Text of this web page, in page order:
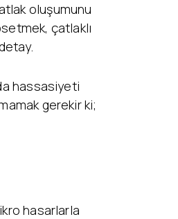
oluşumunu
çatlaklı
hassasiyeti
gerekir ki;
hasarlarla